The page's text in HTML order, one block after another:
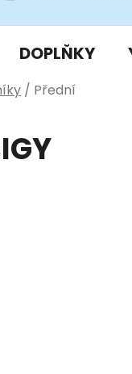
KOŠÍK
DOPLŇKY
/ Přední